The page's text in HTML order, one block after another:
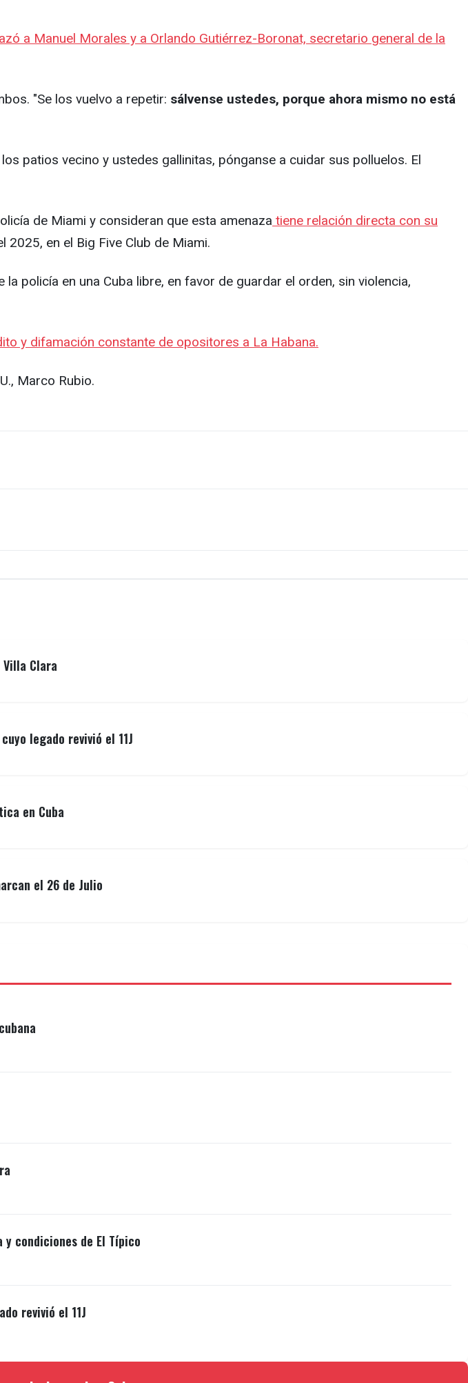
a Manuel Morales y a Orlando Gutiérrez-Boronat, secretario general de la
"Se los vuelvo a repetir: sálvense ustedes, porque ahora mismo no está
patios vecino y ustedes gallinitas, pónganse a cuidar sus polluelos. El
de Miami y consideran que esta amenaza tiene relación directa con su
2025, en el Big Five Club de Miami.
policía en una Cuba libre, en favor de guardar el orden, sin violencia,
y difamación constante de opositores a La Habana.
Marco Rubio.
Clara
legado revivió el 11J
en Cuba
el 26 de Julio
condiciones de El Típico
revivió el 11J